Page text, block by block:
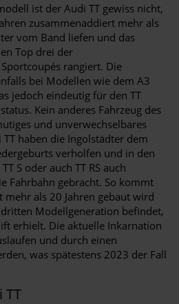
ist der Audi TT gewiss nicht,
zusammenaddiert mehr als
vom Band liefen und das
Top drei der
rangiert. Die
bei Modellen wie dem A3
jedoch eindeutig für den TT
Kein anderes Fahrzeug des
und unverwechselbares
haben die Ingolstädter dem
verholfen und in den
S oder auch TT RS auch
Fahrbahn gebracht. So kommt
mehr als 20 Jahren gebaut wird
Modellgeneration befindet,
erhielt. Die aktuelle Inkarnation
und durch einen
was spätestens 2023 der Fall
TT